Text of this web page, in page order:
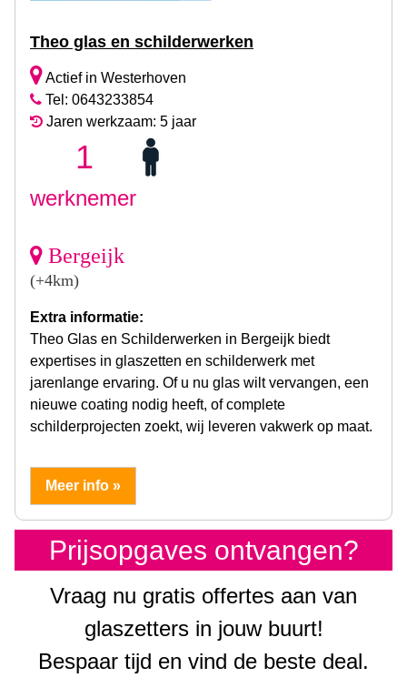
Theo glas en schilderwerken
Actief in Westerhoven
Tel: 0643233854
Jaren werkzaam: 5 jaar
1
werknemer
Bergeijk
(+4km)
Extra informatie:
Theo Glas en Schilderwerken in Bergeijk biedt
expertises in glaszetten en schilderwerk met
jarenlange ervaring. Of u nu glas wilt vervangen, een
nieuwe coating nodig heeft, of complete
schilderprojecten zoekt, wij leveren vakwerk op maat.
Meer info »
Prijsopgaves ontvangen?
Vraag nu gratis offertes aan van
glaszetters in jouw buurt!
Bespaar tijd en vind de beste deal.